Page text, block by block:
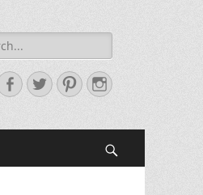
Facebook
TwitterPinterestInstagram